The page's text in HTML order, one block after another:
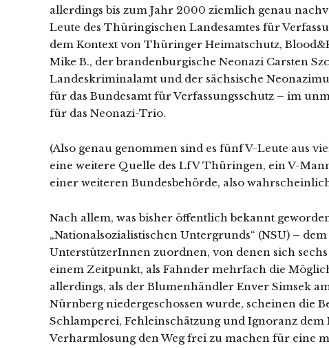
allerdings bis zum Jahr 2000 ziemlich genau
Leute des Thüringischen Landesamtes für
dem Kontext von Thüringer Heimatschutz,
Mike B., der brandenburgische Neonazi Carsten
Landeskriminalamt und der sächsische
für das Bundesamt für Verfassungsschutz – im
für das Neonazi-Trio.
(Also genau genommen sind es fünf V-Leute aus
eine weitere Quelle des LfV Thüringen, ein V-
einer weiteren Bundesbehörde, also
Nach allem, was bisher öffentlich bekannt
„Nationalsozialistischen Untergrunds“ (NSU) –
UnterstützerInnen zuordnen, von denen sich
einem Zeitpunkt, als Fahnder mehrfach die
allerdings, als der Blumenhändler Enver Simsek
Nürnberg niedergeschossen wurde, scheinen die
Schlamperei, Fehleinschätzung und Ignoranz dem
Verharmlosung den Weg frei zu machen für eine